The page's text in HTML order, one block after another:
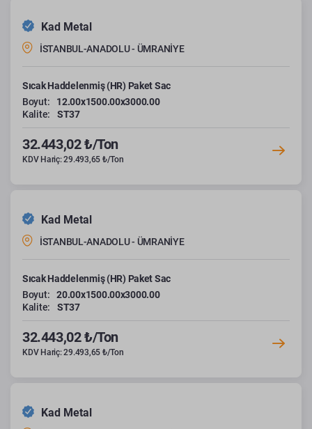
Kad Metal
İSTANBUL-ANADOLU - ÜMRANİYE
Sıcak Haddelenmiş (HR) Paket Sac
Boyut:
12.00x1500.00x3000.00
Kalite:
ST37
32.443,02 ₺/Ton
KDV Hariç: 29.493,65 ₺/Ton
Kad Metal
İSTANBUL-ANADOLU - ÜMRANİYE
Sıcak Haddelenmiş (HR) Paket Sac
Boyut:
20.00x1500.00x3000.00
Kalite:
ST37
32.443,02 ₺/Ton
KDV Hariç: 29.493,65 ₺/Ton
Kad Metal